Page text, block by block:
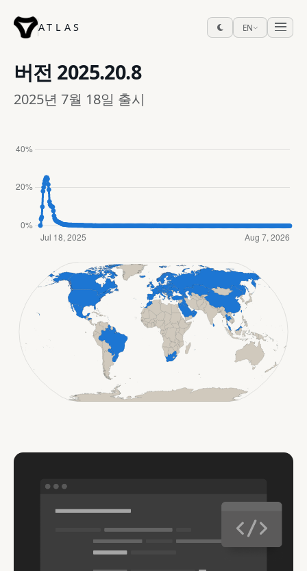
ATLAS EN
버전 2025.20.8
2025년 7월 18일 출시